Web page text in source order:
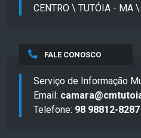
CENTRO \ TUTÓIA - MA
FALE CONOSCO
Serviço de Informação
Email:
Telefone: 98 98812-8287